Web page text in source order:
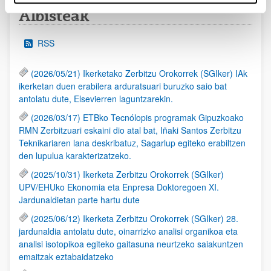
Albisteak
RSS
(2026/05/21) Ikerketako Zerbitzu Orokorrek (SGIker) IAk
ikerketan duen erabilera arduratsuari buruzko saio bat
antolatu dute, Elsevierren laguntzarekin.
(2026/03/17) ETBko Tecnólopis programak Gipuzkoako
RMN Zerbitzuari eskaini dio atal bat, Iñaki Santos Zerbitzu
Teknikariaren lana deskribatuz, Sagarlup egiteko erabiltzen
den lupulua karakterizatzeko.
(2025/10/31) Ikerketa Zerbitzu Orokorrek (SGIker)
UPV/EHUko Ekonomia eta Enpresa Doktoregoen XI.
Jardunaldietan parte hartu dute
(2025/06/12) Ikerketa Zerbitzu Orokorrek (SGIker) 28.
jardunaldia antolatu dute, oinarrizko analisi organikoa eta
analisi isotopikoa egiteko gaitasuna neurtzeko saiakuntzen
emaitzak eztabaidatzeko